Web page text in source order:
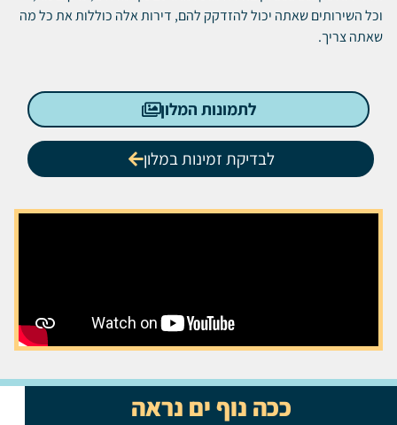
וכל השירותים שאתה יכול להזדקק להם, דירות אלה כוללות את כל מה
שאתה צריך.
לתמונות המלון
לבדיקת זמינות במלון
ככה נוף ים נראה